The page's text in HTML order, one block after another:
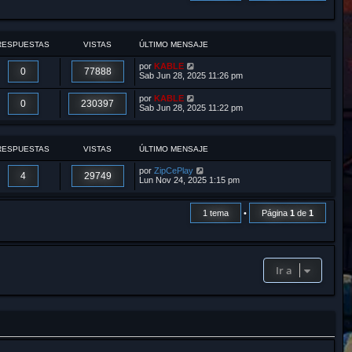
VISTAS ÚLTIMO MENSAJE
0 77888 por KABLE
Sab Jun 28, 2025 11:26 pm
0 230397 por KABLE
Sab Jun 28, 2025 11:22 pm
VISTAS ÚLTIMO MENSAJE
4 29749 por ZipCePlay
Lun Nov 24, 2025 1:15 pm
1 tema • Página 1 de 1
Ir a